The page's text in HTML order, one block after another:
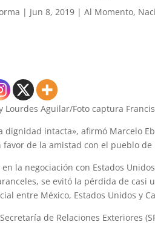
| Jun 8, 2019 |Al Momento,
Lourdes Aguilar/Foto captura
dignidad intacta», afirmó Marcelo
favor de la amistad con el pueblo de
en la negociación con Estados
se evitó la pérdida de
entre México, Estados Unidos y
de Relaciones Exteriores